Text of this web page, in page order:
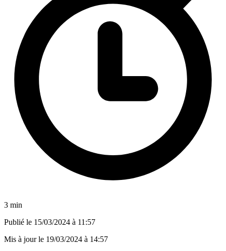
3 min
Publié le 15/03/2024 à 11:57
Mis à jour le 19/03/2024 à 14:57